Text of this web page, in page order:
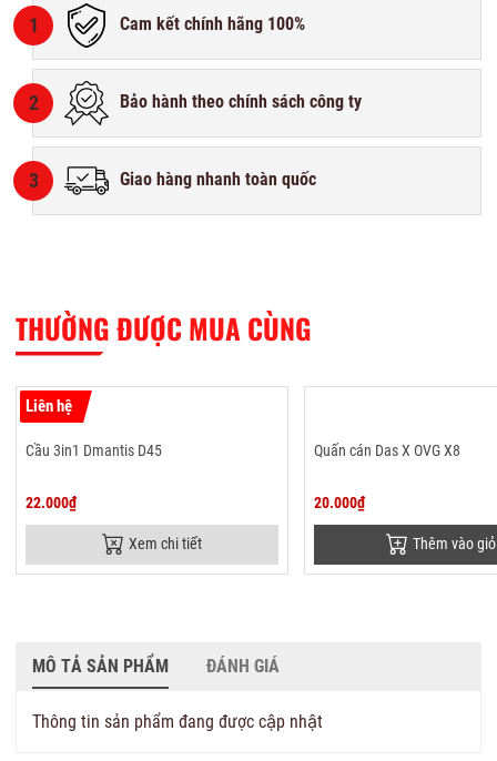
1 Cam kết chính hãng 100%
2 Bảo hành theo chính sách công ty
3 Giao hàng nhanh toàn quốc
THƯỜNG ĐƯỢC MUA CÙNG
Liên hệ
Cầu 3in1 Dmantis D45
22.000₫
Xem chi tiết
Quấn cán Das X OVG X8
20.000₫
Thêm vào giỏ
MÔ TẢ SẢN PHẨM ĐÁNH GIÁ
Thông tin sản phẩm đang được cập nhật